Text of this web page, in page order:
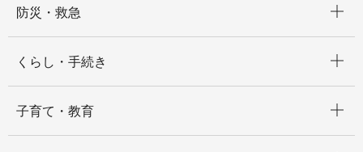
防災・救急
くらし・手続き
子育て・教育